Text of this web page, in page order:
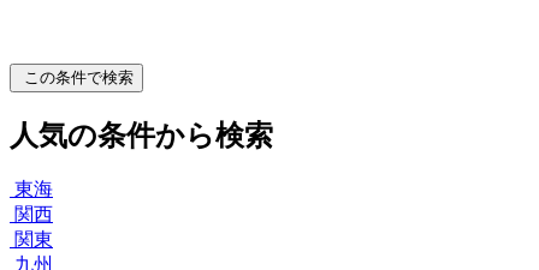
この条件で検索
人気の条件から検索
東海
関西
関東
九州